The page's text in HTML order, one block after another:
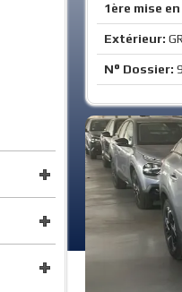
1ère mise
Extérieur:
N° Dossier: